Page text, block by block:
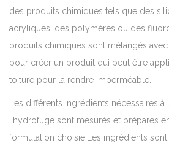
des produits chimiques tels que des
acryliques, des polymères ou des
produits chimiques sont mélangés avec
pour créer un produit qui peut être
toiture pour la rendre imperméable.
Les différents ingrédients nécessaires
l’hydrofuge sont mesurés et préparés
formulation choisie.Les ingrédients